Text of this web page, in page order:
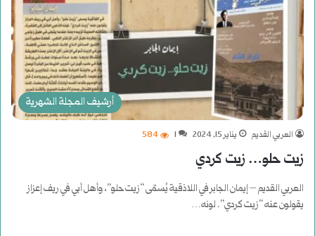
أرشيف المجلة الشهرية
العربي القديم يناير 15, 2024 1
584
زيت حلو… زيت كردي
العربي القديم – إيمان الجابر في اللاذقية يُسمّى “زيت حلو”، وأهل أبي في ريف إعزاز
يقولون عنه “زيت كردي”. لونه…